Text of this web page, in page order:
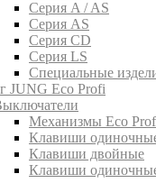
Серия A / AS
Серия AS
Серия CD
Серия LS
Специальные
JUNG Eco Profi
Механизмы Eco
Клавиши
Клавиши двойные
Клавиши